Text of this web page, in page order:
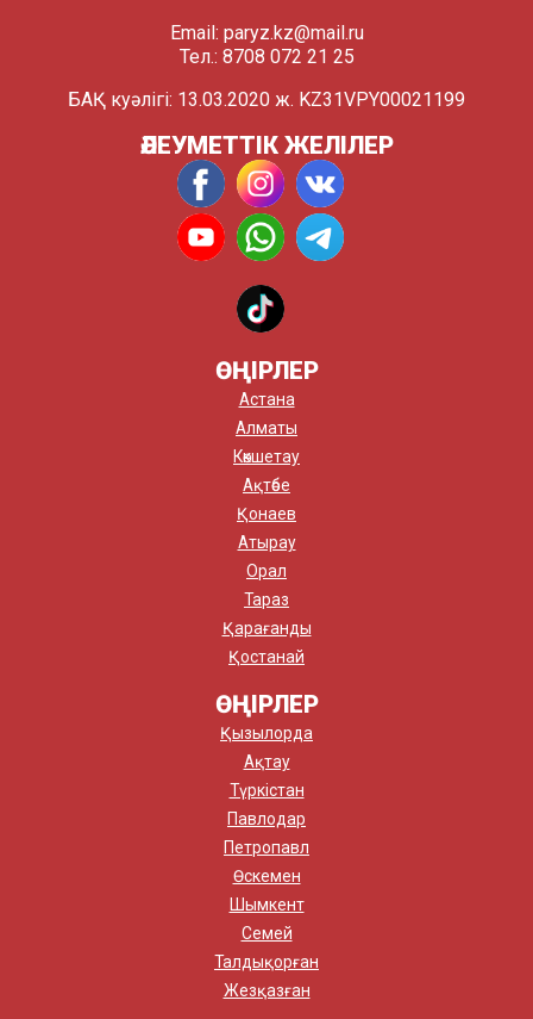
Email: paryz.kz@mail.ru
Тел.: 8708 072 21 25
БАҚ куәлігі: 13.03.2020 ж. KZ31VPY00021199
ӘЛЕУМЕТТІК ЖЕЛІЛЕР
ӨҢІРЛЕР
Астана
Алматы
Көкшетау
Ақтөбе
Қонаев
Атырау
Орал
Тараз
Қарағанды
Қостанай
ӨҢІРЛЕР
Қызылорда
Ақтау
Түркістан
Павлодар
Петропавл
Өскемен
Шымкент
Семей
Талдықорған
Жезқазған